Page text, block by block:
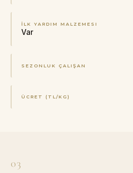
İLK YARDIM MALZEMESI
Var
SEZONLUK ÇALIŞAN
ÜCRET (TL/KG)
03